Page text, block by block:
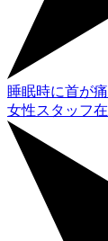
睡眠時に首が
女性スタッフ